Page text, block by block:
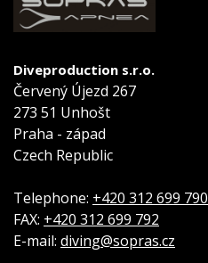
Diveproduction s.r.o.
Červený Újezd 267
273 51 Unhošt
Praha - západ
Czech Republic
Telephone: +420 312 699 790
FAX: +420 312 699 792
E-mail: diving@sopras.cz